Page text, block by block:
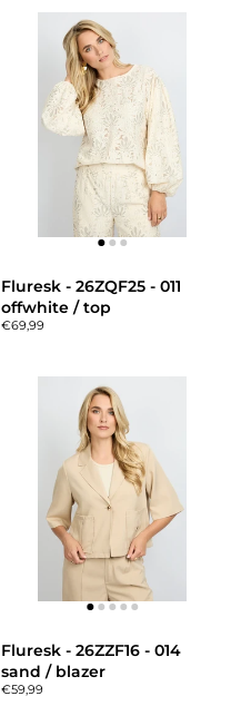
Fluresk - 26ZQF25 - 011
offwhite / top
€69,99
Fluresk - 26ZZF16 - 014
sand / blazer
€59,99